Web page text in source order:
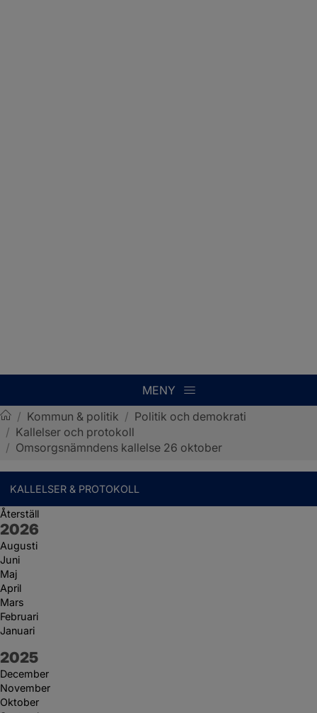
MENY
Sotenäs kommun
/ Kommun & politik / Politik och demokrati
/ Kallelser och protokoll
/ Omsorgsnämndens kallelse 26 oktober
KALLELSER & PROTOKOLL
Återställ
År:
2026
Augusti
Juni
Maj
April
Mars
Februari
Januari
År:
2025
December
November
Oktober